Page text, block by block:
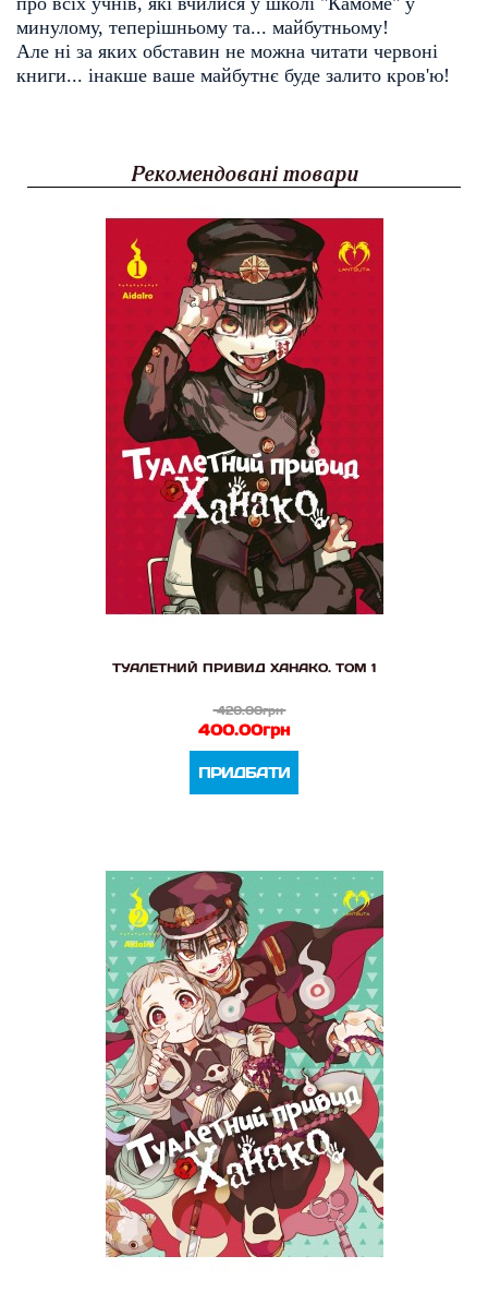
минулому, теперішньому та... майбутньому!
Але ні за яких обставин не можна читати червоні
книги... інакше ваше майбутнє буде залито кров'ю!
Рекомендовані товари
ТУАЛЕТНИЙ ПРИВИД ХАНАКО. ТОМ 1
420.00грн
400.00грн
ПРИДБАТИ